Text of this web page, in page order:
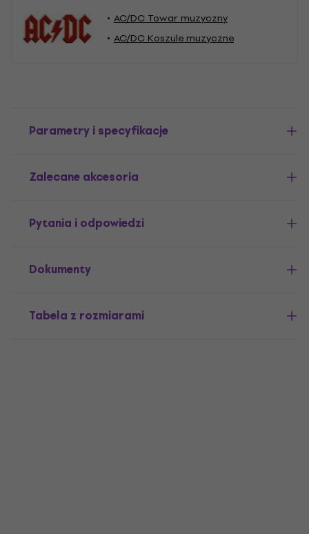
AC/DC Towar muzyczny
AC/DC Koszule muzyczne
Parametry i specyfikacje
Zalecane akcesoria
Pytania i odpowiedzi
Dokumenty
Tabela z rozmiarami